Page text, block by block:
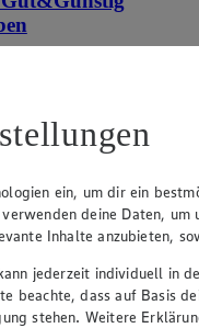
Italien/Spanien, Kl. I,
ein, um dir ein
deine Daten, um
Inhalte anzubieten,
jederzeit individuell in
beachte, dass auf Basis
stehen. Weitere